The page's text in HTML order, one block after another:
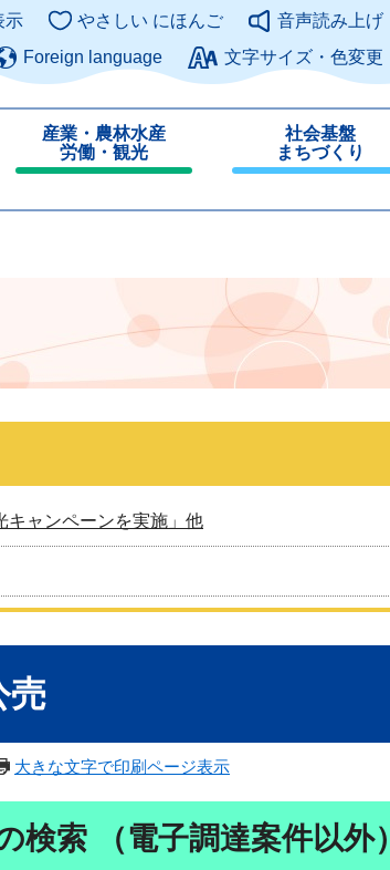
このページの本文へ
示 やさしい にほんご
音声読み上げ
Foreign language
文字サイズ・色変更
産業・農林水産
労働・観光
じ
社会基盤
まちづくり
じ
キャンペーンを実施」他
売
大きな文字で印刷ページ表示
検索 （電子調達案件以外）